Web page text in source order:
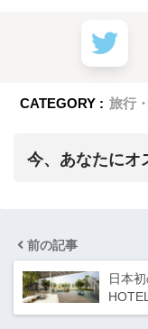
CATEGORY : 旅行
今、あなたにオ
前の記事
日本